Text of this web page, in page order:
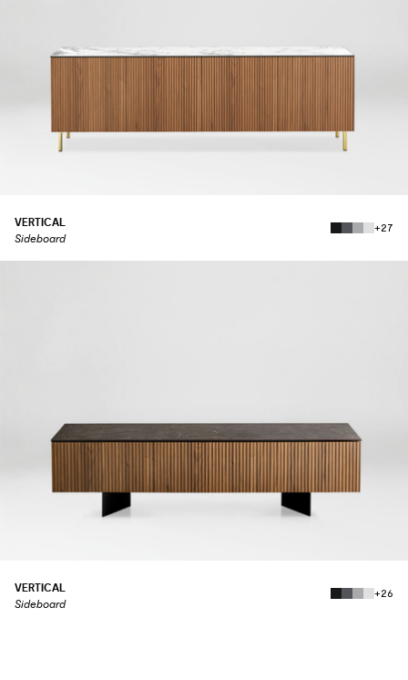
VERTICAL
Sideboard
+27
VERTICAL
Sideboard
+26